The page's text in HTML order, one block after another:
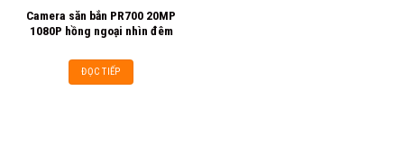
Camera săn bắn PR700 20MP
1080P hồng ngoại nhìn đêm
ĐỌC TIẾP